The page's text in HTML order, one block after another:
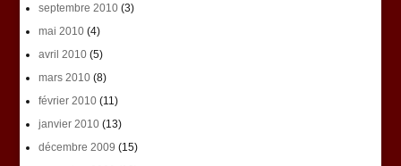
septembre 2010(3)
mai 2010(4)
avril 2010(5)
mars 2010(8)
février 2010(11)
janvier 2010(13)
décembre 2009 (15)